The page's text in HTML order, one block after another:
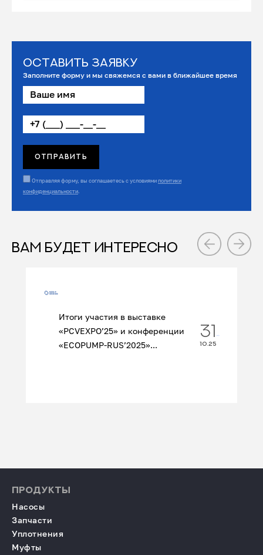
Оставить заявку
Заполните форму и мы свяжемся с вами в ближайшее время
Отправляя форму, вы соглашаетесь с условиямиполитики
конфиденциальности.
ВАМ БУДЕТ ИНТЕРЕСНО
Итоги участия в выставке
«PCVEXPO’25» и конференции
«ECOPUMP‑RUS’2025»...
31
10.25
ПРОДУКТЫ
Насосы
Запчасти
Уплотнения
Муфты